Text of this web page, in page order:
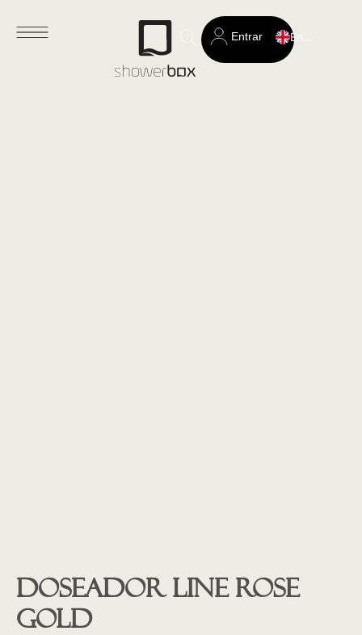
Search
for:
Entrar
Doseador line rose
gold